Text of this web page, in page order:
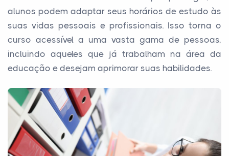
alunos podem adaptar seus horários de estudo às
suas vidas pessoais e profissionais. Isso torna o
curso acessível a uma vasta gama de pessoas,
incluindo aqueles que já trabalham na área da
educação e desejam aprimorar suas habilidades.